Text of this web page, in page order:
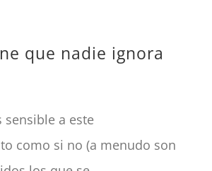
que nadie ignora
sensible a este
como si no (a menudo son